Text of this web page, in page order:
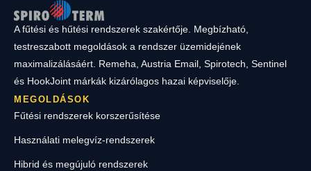
A fűtési és hűtési rendszerek szakértője. Megbízható,
testreszabott megoldások a rendszer üzemidejének
maximalizálásáért. Remeha, Austria Email, Spirotech, Sentinel
és HookJoint márkák kizárólagos hazai képviselője.
MEGOLDÁSOK
Fűtési rendszerek korszerűsítése
Használati melegvíz-rendszerek
Hibrid és megújuló rendszerek